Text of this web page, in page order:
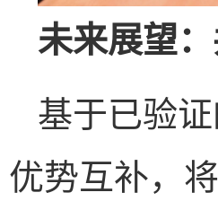
未来展望
基于已验
优势互补，